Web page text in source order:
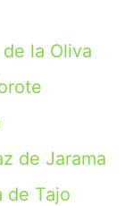
la Oliva
de Jarama
de Tajo